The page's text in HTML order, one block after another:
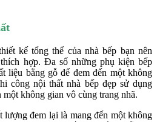
kế tổng thể của nhà bếp bạn nên
hợp. Đa số những phụ kiện bếp
liệu bằng gỗ để đem đến một không
công nội thất nhà bếp đẹp sử dụng
một không gian vô cùng trang nhã.
đem lại là mang đến một không